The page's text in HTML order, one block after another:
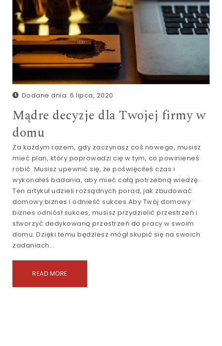
Dodane dnia: 6 lipca, 2020
Mądre decyzje dla Twojej firmy w
domu
Za każdym razem, gdy zaczynasz coś nowego, musisz
mieć plan, który poprowadzi cię w tym, co powinieneś
robić. Musisz upewnić się, że poświęciłeś czas i
wykonałeś badania, aby mieć całą potrzebną wiedzę.
Ten artykuł udzieli rozsądnych porad, jak zbudować
domowy biznes i odnieść sukces.Aby Twój domowy
biznes odniósł sukces, musisz przydzielić przestrzeń i
stworzyć dedykowaną przestrzeń do pracy w swoim
domu. Dzięki temu będziesz mógł skupić się na swoich
zadaniach…
READ MORE